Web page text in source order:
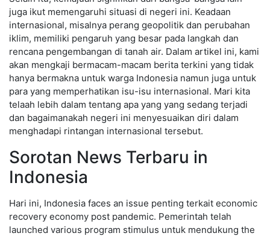
juga ikut memengaruhi situasi di negeri ini. Keadaan
internasional, misalnya perang geopolitik dan perubahan
iklim, memiliki pengaruh yang besar pada langkah dan
rencana pengembangan di tanah air. Dalam artikel ini, kami
akan mengkaji bermacam-macam berita terkini yang tidak
hanya bermakna untuk warga Indonesia namun juga untuk
para yang memperhatikan isu-isu internasional. Mari kita
telaah lebih dalam tentang apa yang yang sedang terjadi
dan bagaimanakah negeri ini menyesuaikan diri dalam
menghadapi rintangan internasional tersebut.
Sorotan News Terbaru in
Indonesia
Hari ini, Indonesia faces an issue penting terkait economic
recovery economy post pandemic. Pemerintah telah
launched various program stimulus untuk mendukung the